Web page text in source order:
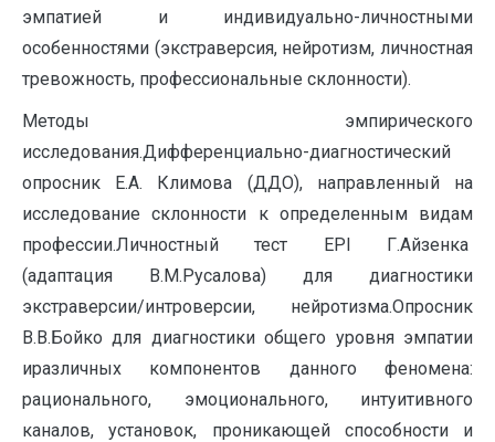
эмпатией и индивидуально-личностными
особенностями (экстраверсия, нейротизм, личностная
тревожность, профессиональные склонности).
Методы эмпирического
исследования.Дифференциально-диагностический
опросник Е.А. Климова (ДДО), направленный на
исследование склонности к определенным видам
профессии.Личностный тест EPI Г.Айзенка
(адаптация В.М.Русалова) для диагностики
экстраверсии/интроверсии, нейротизма.Опросник
В.В.Бойко для диагностики общего уровня эмпатии
иразличных компонентов данного феномена:
рационального, эмоционального, интуитивного
каналов, установок, проникающей способности и